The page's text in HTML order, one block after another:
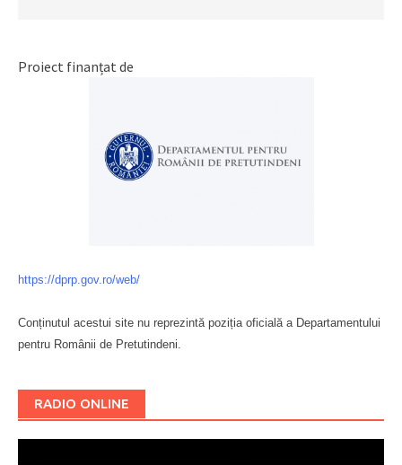
Proiect finanțat de
https://dprp.gov.ro/web/
Conținutul acestui site nu reprezintă poziția oficială a Departamentului
pentru Românii de Pretutindeni.
RADIO ONLINE